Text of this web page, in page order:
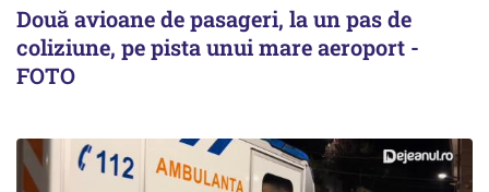
Două avioane de pasageri, la un pas de
coliziune, pe pista unui mare aeroport -
FOTO